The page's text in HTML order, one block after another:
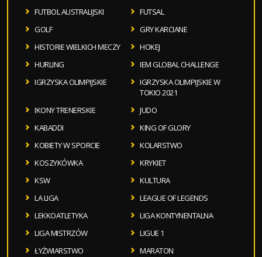
FUTBOL AUSTRALIJSKI
FUTSAL
GOLF
GRY KARCIANE
HISTORIE WIELKICH MECZY
HOKEJ
HURLING
IEM GLOBAL CHALLENGE
IGRZYSKA OLIMPIJSKIE
IGRZYSKA OLIMPIJSKIE W
TOKIO 2021
IKONY TRENERSKIE
JUDO
KABADDI
KING OF GLORY
KOBIETY W SPORCIE
KOLARSTWO
KOSZYKÓWKA
KRYKIET
KSW
KULTURA
LA LIGA
LEAGUE OF LEGENDS
LEKKOATLETYKA
LIGA KONTYNENTALNA
LIGA MISTRZÓW
LIGUE 1
ŁYŻWIARSTWO
MARATON